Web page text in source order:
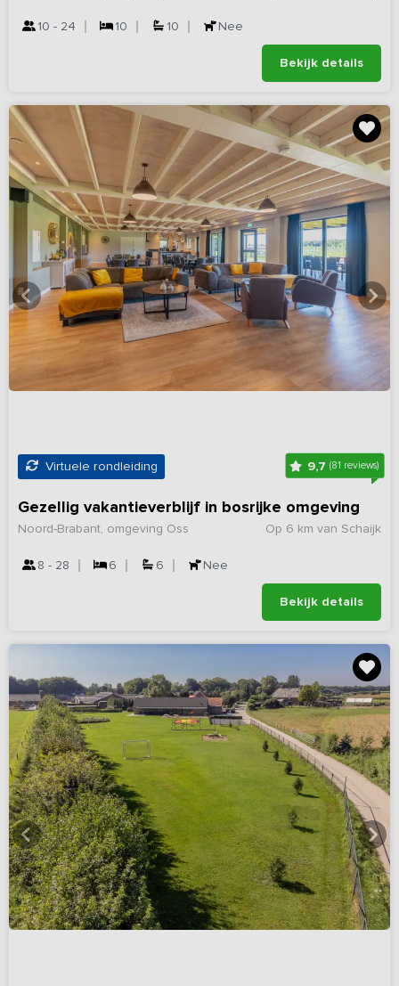
10 - 24 10 10 Nee
Bekijk details
Virtuele rondleiding 9,7(81 reviews)
Gezellig vakantieverblijf in bosrijke omgeving
Op 6 km van Schaijk
Noord-Brabant, omgeving Oss
8 - 28 6 6 Nee
Bekijk details